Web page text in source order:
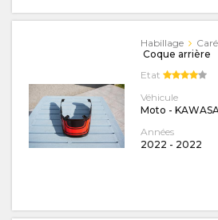
Habillage
Coque arrière
Etat
Véhicule
Moto -
Années
2022 - 2022